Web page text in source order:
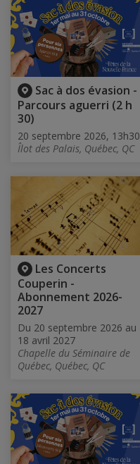
Sac à dos évasion -
Parcours aguerri (2 h
30)
20 septembre 2026, 13h30
Îlot des Palais, Québec, QC
Les Concerts
Couperin -
Abonnement 2026-
2027
Du 20 septembre 2026 au
18 avril 2027
Chapelle du Séminaire de
Québec, Québec, QC